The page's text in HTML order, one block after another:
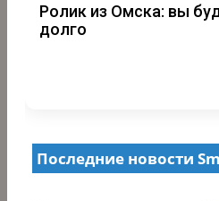
Ролик из Омска: вы
долго